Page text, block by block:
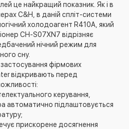
це найкращий показник. Як і в
C&H, в даній спліт-системи
холодоагент R410A, який
CH-S07XN7 відрізняє
нічний режим для
сну.
застосування фірмових
відкривають перед
керування,
автоматично підлаштовується
прискорене досягнення